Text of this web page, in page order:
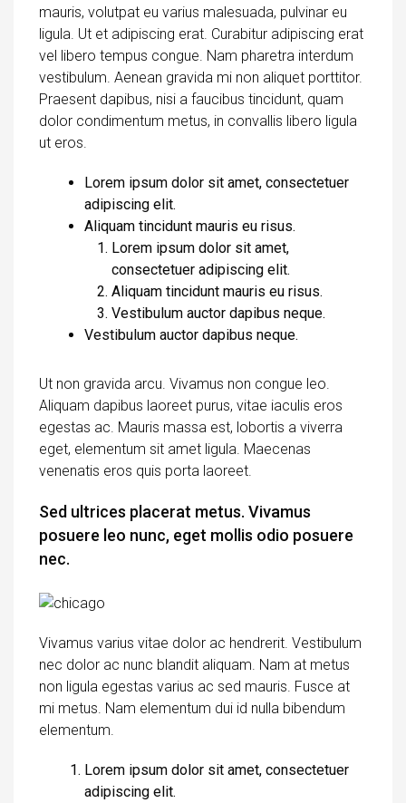
mauris, volutpat eu varius malesuada, pulvinar eu
ligula. Ut et adipiscing erat. Curabitur adipiscing erat
vel libero tempus congue. Nam pharetra interdum
vestibulum. Aenean gravida mi non aliquet porttitor.
Praesent dapibus, nisi a faucibus tincidunt, quam
dolor condimentum metus, in convallis libero ligula
ut eros.
Lorem ipsum dolor sit amet, consectetuer
adipiscing elit.
Aliquam tincidunt mauris eu risus.
Lorem ipsum dolor sit amet,
consectetuer adipiscing elit.
Aliquam tincidunt mauris eu risus.
Vestibulum auctor dapibus neque.
Vestibulum auctor dapibus neque.
Ut non gravida arcu. Vivamus non congue leo.
Aliquam dapibus laoreet purus, vitae iaculis eros
egestas ac. Mauris massa est, lobortis a viverra
eget, elementum sit amet ligula. Maecenas
venenatis eros quis porta laoreet.
Sed ultrices placerat metus. Vivamus
posuere leo nunc, eget mollis odio posuere
nec.
Vivamus varius vitae dolor ac hendrerit. Vestibulum
nec dolor ac nunc blandit aliquam. Nam at metus
non ligula egestas varius ac sed mauris. Fusce at
mi metus. Nam elementum dui id nulla bibendum
elementum.
Lorem ipsum dolor sit amet, consectetuer
adipiscing elit.